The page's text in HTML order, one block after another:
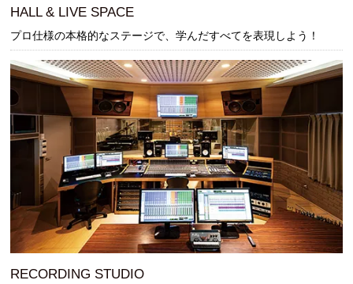
大学・短大・社会人の方へ
留学生の方へ
保護者の方へ
人材発掘担当の方へ
卒業生の方へ
CAT BOARD
HALL & LIVE SPACE
プロ仕様の本格的なステージで、学んだすべてを表現しよう！
RECORDING STUDIO